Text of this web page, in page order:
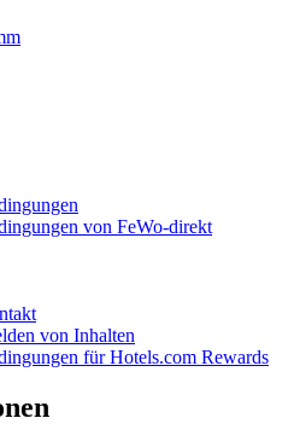
von FeWo-direkt
von Inhalten
für Hotels.com Rewards